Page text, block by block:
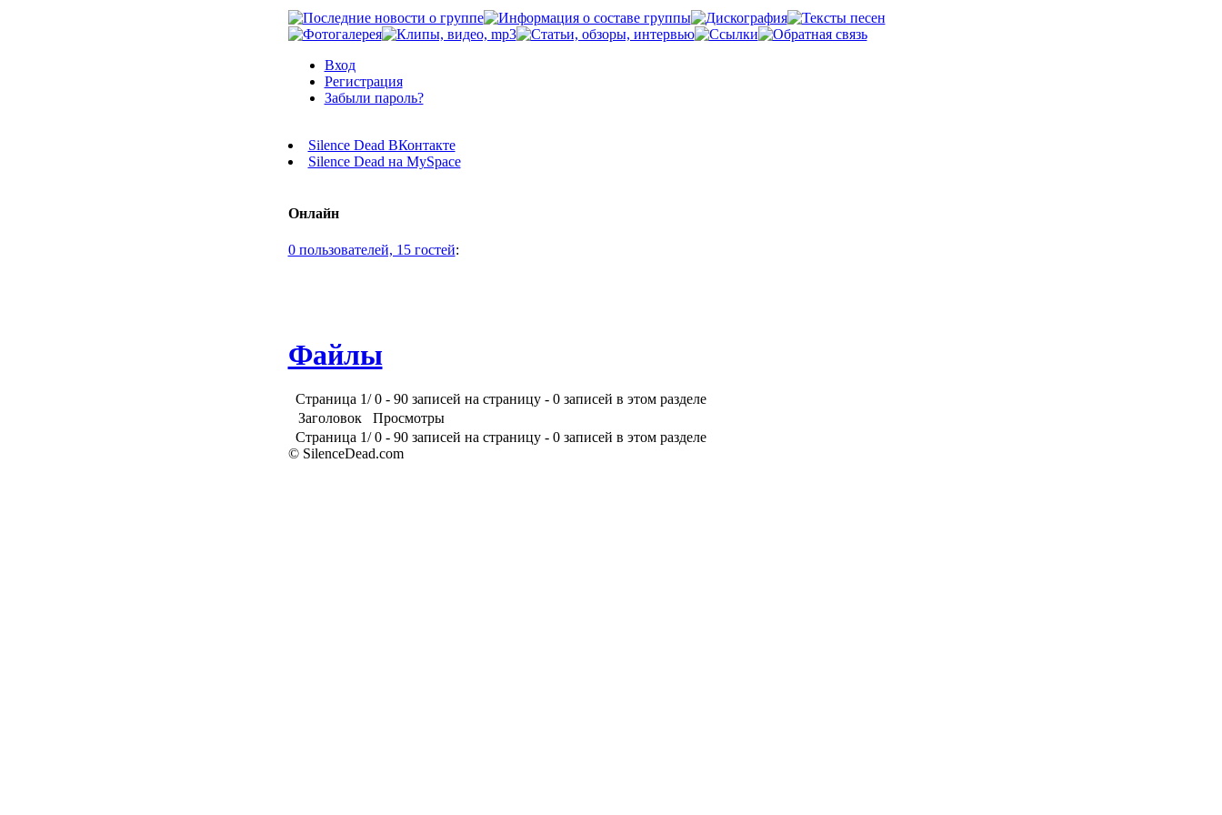
Вход
Регистрация
Забыли пароль?
Silence Dead ВКонтакте
Silence Dead на MySpace
Онлайн
0 пользователей, 15 гостей:
Файлы
Страница 1/ 0 - 90 записей на страницу - 0 записей в этом разделе
Заголовок
Просмотры
Страница 1/ 0 - 90 записей на страницу - 0 записей в этом разделе
© SilenceDead.com